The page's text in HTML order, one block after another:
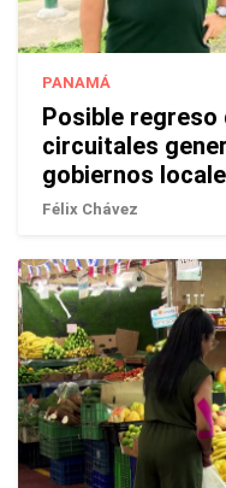
PANAMÁ
Posible
circuitales
gobiernos
Félix Chávez